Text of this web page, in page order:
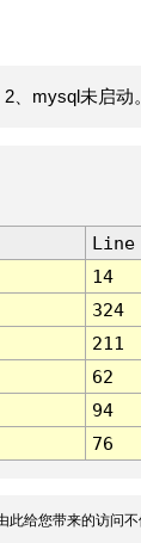
、mysql未启动。
Line
14
324
211
62
94
76
此给您带来的访问